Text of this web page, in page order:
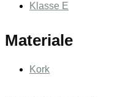
Klasse E
Materiale
Kork